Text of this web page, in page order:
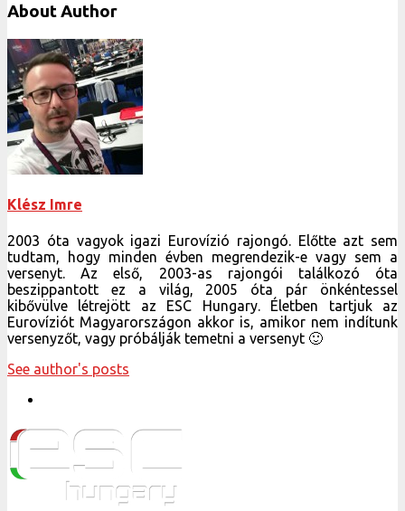
About Author
Klész Imre
2003 óta vagyok igazi Eurovízió rajongó. Előtte azt sem
tudtam, hogy minden évben megrendezik-e vagy sem a
versenyt. Az első, 2003-as rajongói találkozó óta
beszippantott ez a világ, 2005 óta pár önkéntessel
kibővülve létrejött az ESC Hungary. Életben tartjuk az
Eurovíziót Magyarországon akkor is, amikor nem indítunk
versenyzőt, vagy próbálják temetni a versenyt 🙂
See author's posts